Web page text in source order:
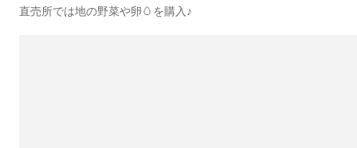
直売所では地の野菜や卵🥚を購入♪